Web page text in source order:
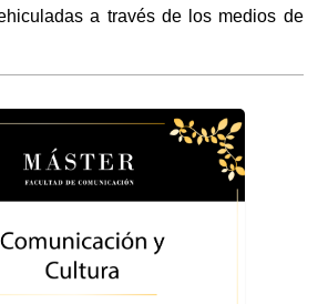
a través de los medios de